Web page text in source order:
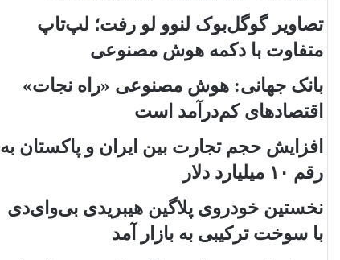
تصاویر گوگل‌بوک لنوو لو رفت؛ لپ‌تاپ
متفاوت با دکمه هوش مصنوعی
بانک جهانی: هوش مصنوعی «راه نجات»
اقتصادهای کم‌درآمد است
افزایش حجم تجارت بین ایران و پاکستان به
رقم ۱۰ میلیارد دلار
نخستین خودروی پلاگین هیبریدی بی‌وای‌دی
با سوخت ترکیبی به بازار آمد